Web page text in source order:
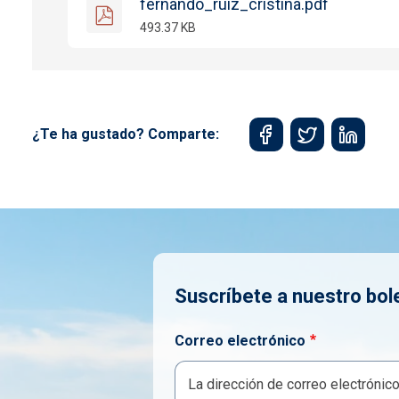
fernando_ruiz_cristina.pdf
493.37 KB
¿Te ha gustado? Comparte:
Suscríbete a nuestro
Correo electrónico